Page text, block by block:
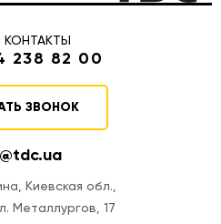
238 82 00
ЗВОНОК
Киевская обл.,
Металлургов, 17